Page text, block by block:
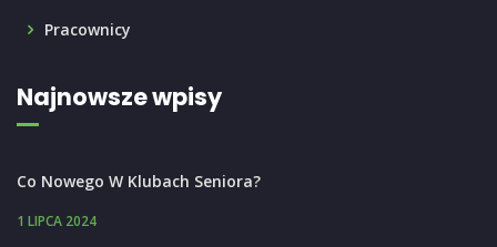
Pracownicy
Najnowsze wpisy
Co Nowego W Klubach Seniora?
1 LIPCA 2024